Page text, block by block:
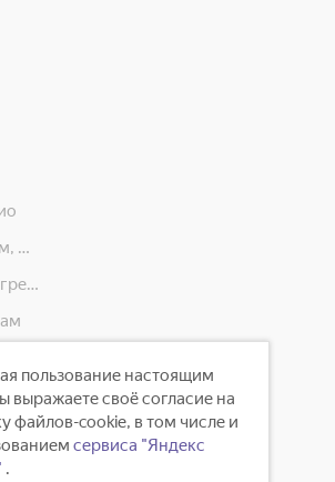
Запчасти к бритвам, машинкам для стрижки, фенам, эпиляторам, зубным щёткам
Запчасти к водонагревателям
Запчасти к масляным радиаторам, вентиляторам, увлажнителям воздуха и теплотехнике
пользование настоящим
выражаете своё согласие на
файлов-cookie, в том числе и
сервиса "Яндекс
.